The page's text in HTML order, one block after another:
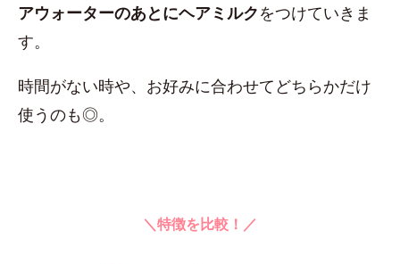
アウォーターのあとにヘアミルクをつけていきま
す。
時間がない時や、お好みに合わせてどちらかだけ
使うのも◎。
＼特徴を比較！／